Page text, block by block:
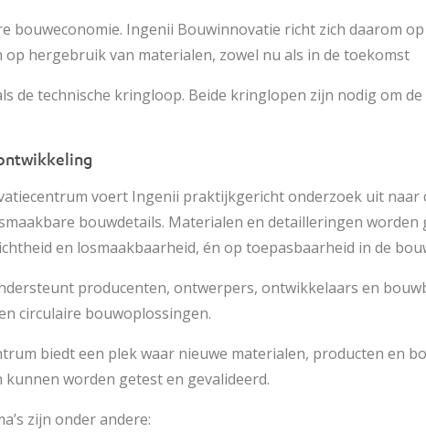
e bouweconomie. Ingenii Bouwinnovatie richt zich daarom op
hergebruik van materialen, zowel nu als in de toekomst
de technische kringloop. Beide kringlopen zijn nodig om de
voert Ingenii praktijkgericht onderzoek uit naar
bouwdetails. Materialen en detailleringen
en losmaakbaarheid, én op toepasbaarheid in de
producenten, ontwerpers, ontwikkelaars en
circulaire bouwoplossingen.
biedt een plek waar nieuwe materialen, producten en
worden getest en gevalideerd.
zijn onder andere: